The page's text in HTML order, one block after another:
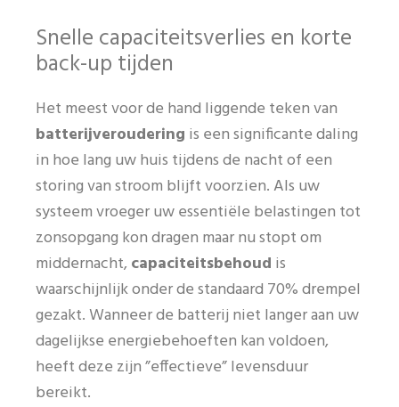
Snelle capaciteitsverlies en korte
back-up tijden
Het meest voor de hand liggende teken van
batterijveroudering is een significante daling
in hoe lang uw huis tijdens de nacht of een
storing van stroom blijft voorzien. Als uw
systeem vroeger uw essentiële belastingen tot
zonsopgang kon dragen maar nu stopt om
middernacht, capaciteitsbehoud is
waarschijnlijk onder de standaard 70% drempel
gezakt. Wanneer de batterij niet langer aan uw
dagelijkse energiebehoeften kan voldoen,
heeft deze zijn ”effectieve” levensduur
bereikt.